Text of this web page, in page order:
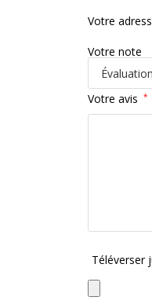
Votre
Votre note
Votre avis *
Téléverser